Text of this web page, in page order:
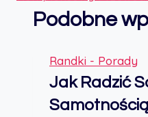
Podobne
Randki - Porady
Jak Radzić